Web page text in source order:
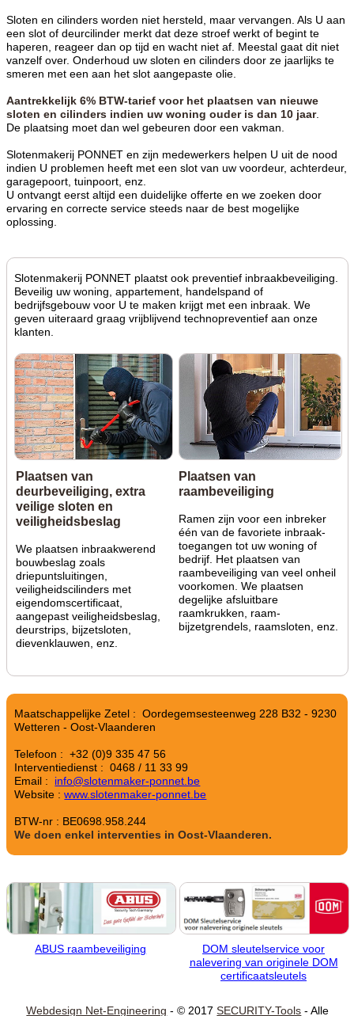
Sloten en cilinders worden niet hersteld, maar vervangen. Als U aan
een slot of deurcilinder merkt dat deze stroef werkt of begint te
haperen, reageer dan op tijd en wacht niet af. Meestal gaat dit niet
vanzelf over. Onderhoud uw sloten en cilinders door ze jaarlijks te
smeren met een aan het slot aangepaste olie.
Aantrekkelijk 6% BTW-tarief voor het plaatsen van nieuwe
sloten en cilinders indien uw woning ouder is dan 10 jaar.
De plaatsing moet dan wel gebeuren door een vakman.
Slotenmakerij PONNET en zijn medewerkers helpen U uit de nood
indien U problemen heeft met een slot van uw voordeur, achterdeur,
garagepoort, tuinpoort, enz.
U ontvangt eerst altijd een duidelijke offerte en we zoeken door
ervaring en correcte service steeds naar de best mogelijke
oplossing.
Slotenmakerij PONNET plaatst ook preventief inbraakbeveiliging.
Beveilig uw woning, appartement, handelspand of
bedrijfsgebouw voor U te maken krijgt met een inbraak. We
geven uiteraard graag vrijblijvend technopreventief aan onze
klanten.
Plaatsen van
deurbeveiliging, extra
veilige sloten en
veiligheidsbeslag
We plaatsen inbraakwerend
bouwbeslag zoals
driepuntsluitingen,
veiligheidscilinders met
eigendomscertificaat,
aangepast veiligheidsbeslag,
deurstrips, bijzetsloten,
dievenklauwen, enz.
Plaatsen van
raambeveiliging
Ramen zijn voor een inbreker
één van de favoriete inbraak-
toegangen tot uw woning of
bedrijf. Het plaatsen van
raambeveiliging van veel onheil
voorkomen. We plaatsen
degelijke afsluitbare
raamkrukken, raam-
bijzetgrendels, raamsloten, enz.
Maatschappelijke Zetel : Oordegemsesteenweg 228 B32 - 9230
Wetteren - Oost-Vlaanderen
Telefoon : +32 (0)9 335 47 56
Interventiedienst : 0468 / 11 33 99
Email : info@slotenmaker-ponnet.be
Website :www.slotenmaker-ponnet.be
BTW-nr : BE0698.958.244
We doen enkel interventies in Oost-Vlaanderen.
ABUS raambeveiliging
DOM sleutelservice voor
nalevering van originele DOM
certificaatsleutels
Webdesign Net-Engineering - © 2017SECURITY-Tools - Alle